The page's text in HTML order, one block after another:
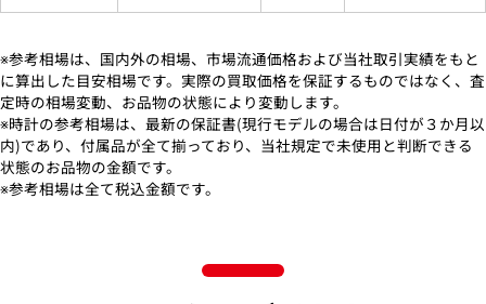
※参考相場は、国内外の相場、市場流通価格および当社取引実績をもと
に算出した目安相場です。実際の買取価格を保証するものではなく、査
定時の相場変動、お品物の状態により変動します。
※時計の参考相場は、最新の保証書(現行モデルの場合は日付が３か月以
内)であり、付属品が全て揃っており、当社規定で未使用と判断できる
状態のお品物の金額です。
※参考相場は全て税込金額です。